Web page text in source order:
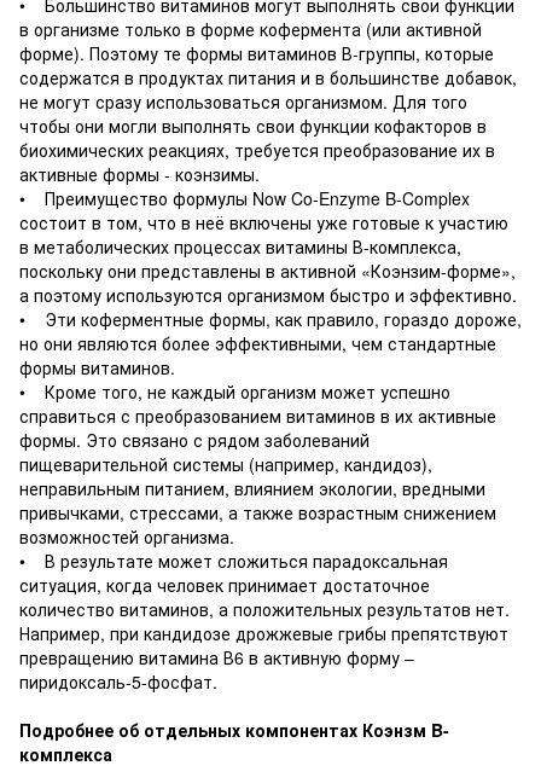
в организме только в форме кофермента (или активной
форме). Поэтому те формы витаминов В-группы, которые
содержатся в продуктах питания и в большинстве добавок,
не могут сразу использоваться организмом. Для того
чтобы они могли выполнять свои функции кофакторов в
биохимических реакциях, требуется преобразование их в
активные формы - коэнзимы.
• Преимущество формулы Now Co-Enzyme B-Complex
состоит в том, что в неё включены уже готовые к участию
в метаболических процессах витамины В-комплекса,
поскольку они представлены в активной «Коэнзим-форме»,
а поэтому используются организмом быстро и эффективно.
• Эти коферментные формы, как правило, гораздо дороже,
но они являются более эффективными, чем стандартные
формы витаминов.
• Кроме того, не каждый организм может успешно
справиться с преобразованием витаминов в их активные
формы. Это связано с рядом заболеваний
пищеварительной системы (например, кандидоз),
неправильным питанием, влиянием экологии, вредными
привычками, стрессами, а также возрастным снижением
возможностей организма.
• В результате может сложиться парадоксальная
ситуация, когда человек принимает достаточное
количество витаминов, а положительных результатов нет.
Например, при кандидозе дрожжевые грибы препятствуют
превращению витамина В6 в активную форму –
пиридоксаль-5-фосфат.
Подробнее об отдельных компонентах Коэнзм B-
комплекса